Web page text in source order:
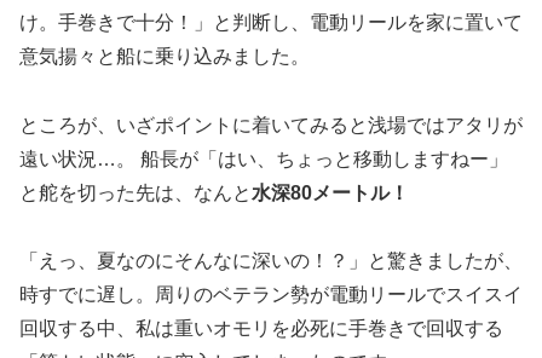
け。手巻きで十分！」と判断し、電動リールを家に置いて
意気揚々と船に乗り込みました。
ところが、いざポイントに着いてみると浅場ではアタリが
遠い状況…。 船長が「はい、ちょっと移動しますねー」
と舵を切った先は、なんと 水深80メートル！
「えっ、夏なのにそんなに深いの！？」と驚きましたが、
時すでに遅し。周りのベテラン勢が電動リールでスイスイ
回収する中、私は重いオモリを必死に手巻きで回収する